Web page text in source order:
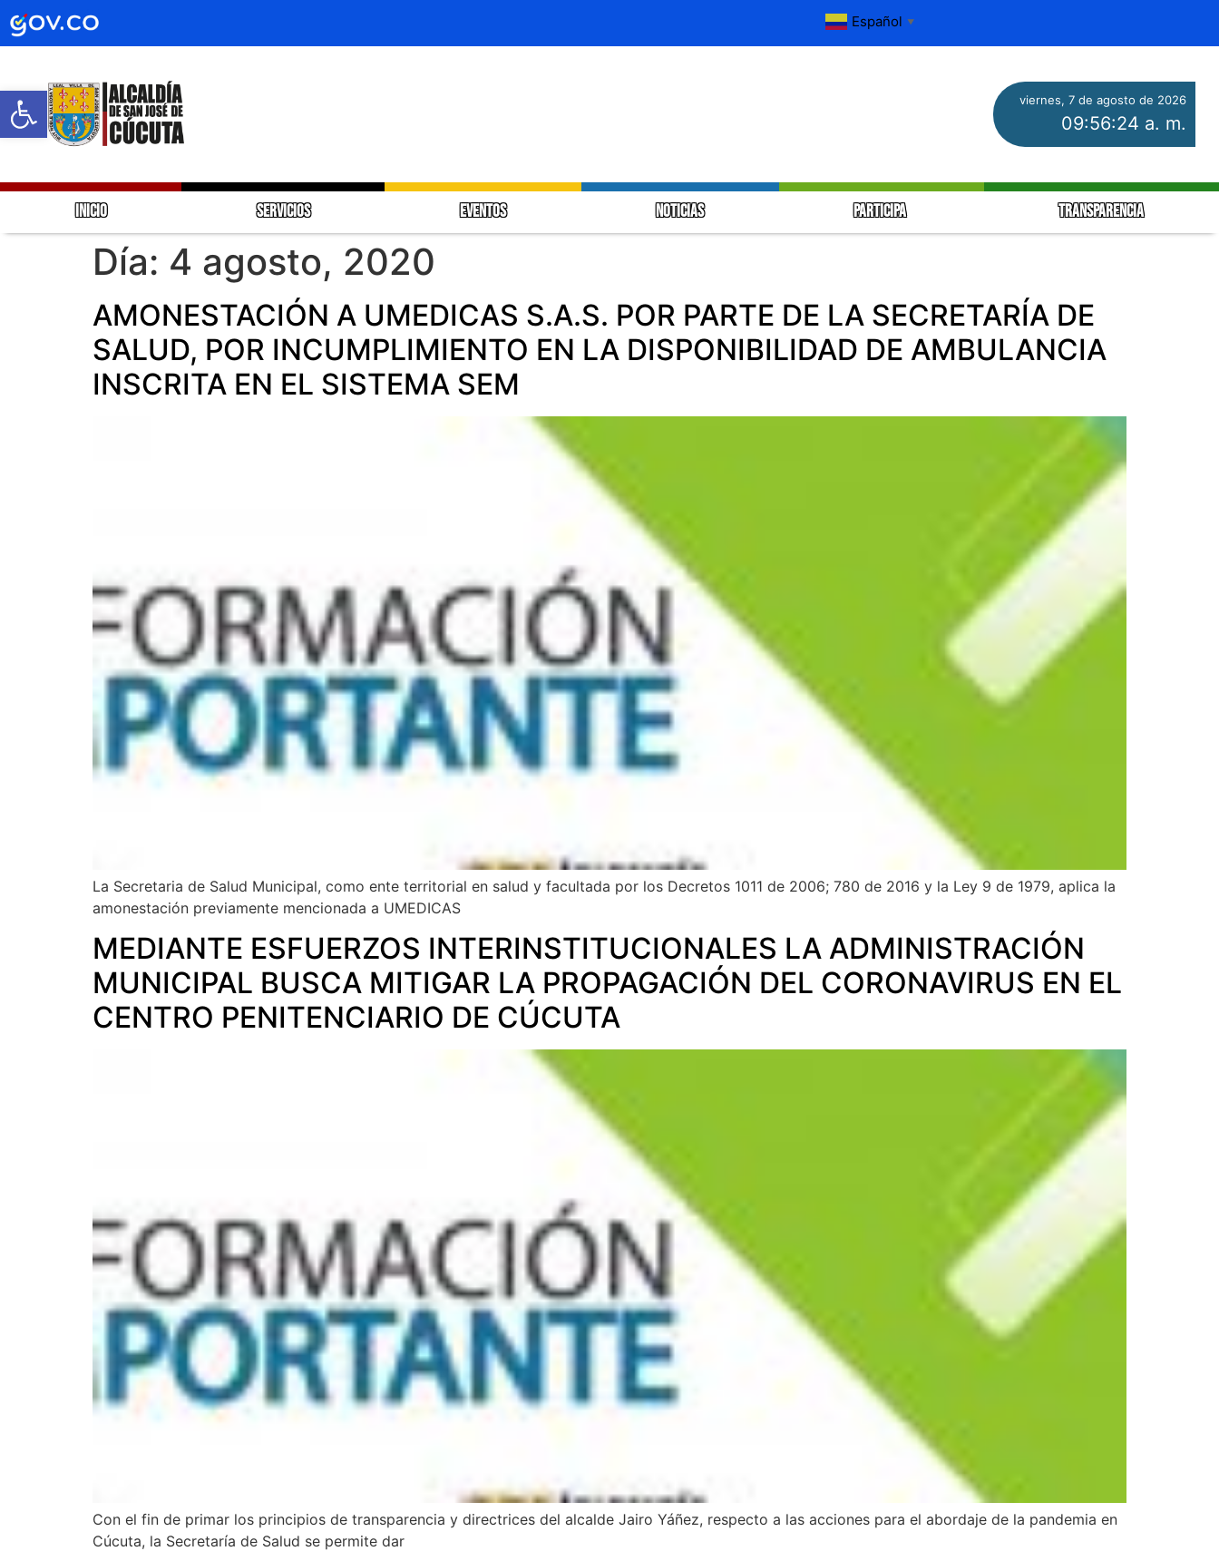
Abrir barra de herramientas
Español ▼
viernes, 7 de agosto de 2026
09:56:26 a. m.
INICIO SERVICIOS EVENTOS NOTICIAS PARTICIPA TRANSPARENCIA
Día: 4 agosto, 2020
AMONESTACIÓN A UMEDICAS S.A.S. POR PARTE DE LA SECRETARÍA DE
SALUD, POR INCUMPLIMIENTO EN LA DISPONIBILIDAD DE AMBULANCIA
INSCRITA EN EL SISTEMA SEM
La Secretaria de Salud Municipal, como ente territorial en salud y facultada por los Decretos 1011 de 2006; 780 de 2016 y la Ley 9 de 1979, aplica la
amonestación previamente mencionada a UMEDICAS
MEDIANTE ESFUERZOS INTERINSTITUCIONALES LA ADMINISTRACIÓN
MUNICIPAL BUSCA MITIGAR LA PROPAGACIÓN DEL CORONAVIRUS EN EL
CENTRO PENITENCIARIO DE CÚCUTA
Con el fin de primar los principios de transparencia y directrices del alcalde Jairo Yáñez, respecto a las acciones para el abordaje de la pandemia en
Cúcuta, la Secretaría de Salud se permite dar